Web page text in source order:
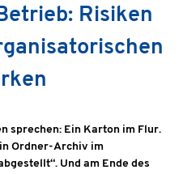
Risiken
sprechen: Ein Karton im Flur.
Ordner-Archiv im
Und am Ende des